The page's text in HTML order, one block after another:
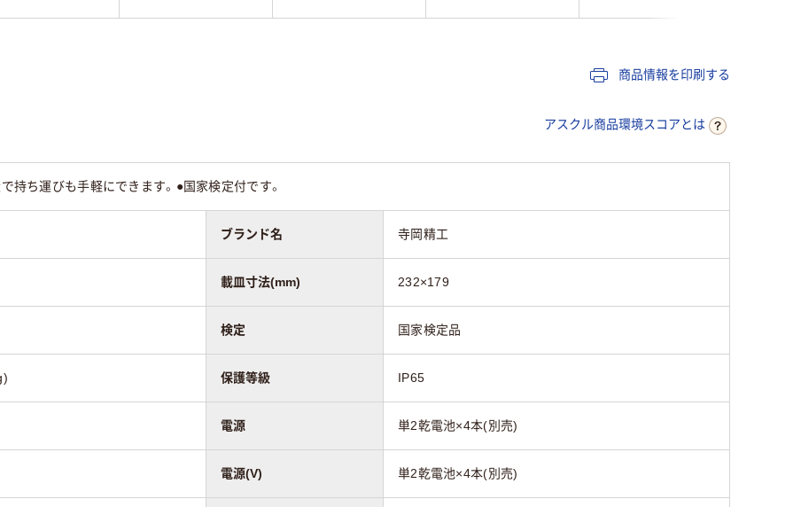
商品情報を印刷する
アスクル商品環境スコアとは
持ち運びも手軽にできます。●国家検定付です。
ブランド名 寺岡精工
載皿寸法(mm) 232×179
検定 国家検定品
保護等級 IP65
電源 単2乾電池×4本(別売)
電源(V) 単2乾電池×4本(別売)